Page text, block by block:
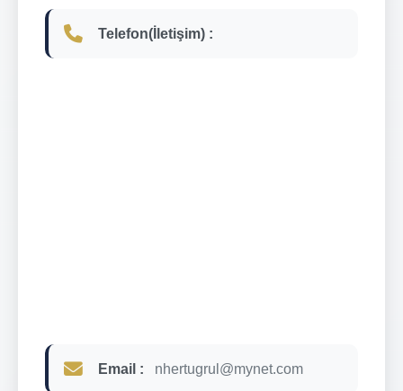
Telefon(İletişim) :
Email : nhertugrul@mynet.com